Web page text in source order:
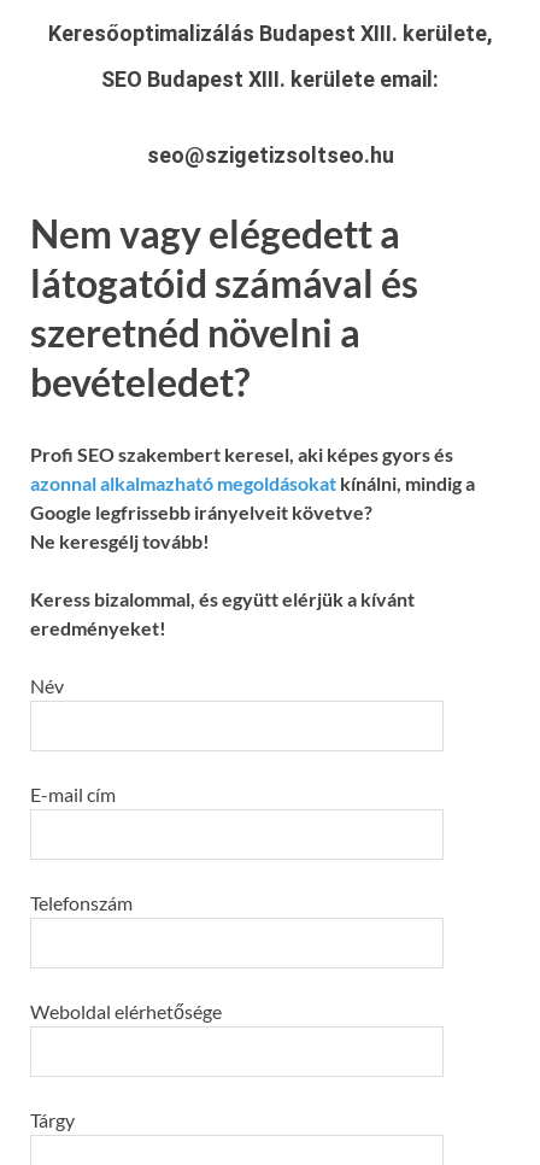
Keresőoptimalizálás Budapest XIII. kerülete,
SEO Budapest XIII. kerülete email:
seo@szigetizsoltseo.hu
Nem vagy elégedett a
látogatóid számával és
szeretnéd növelni a
bevételedet?
Profi SEO szakembert keresel, aki képes gyors és
azonnal alkalmazható megoldásokat kínálni, mindig a
Google legfrissebb irányelveit követve?
Ne keresgélj tovább!
Keress bizalommal, és együtt elérjük a kívánt
eredményeket!
Név
E-mail cím
Telefonszám
Weboldal elérhetősége
Tárgy